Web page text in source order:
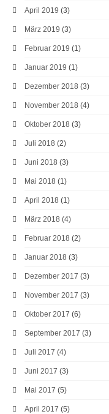
April 2019 (3)
März 2019 (3)
Februar 2019 (1)
Januar 2019 (1)
Dezember 2018 (3)
November 2018 (4)
Oktober 2018 (3)
Juli 2018 (2)
Juni 2018 (3)
Mai 2018 (1)
April 2018 (1)
März 2018 (4)
Februar 2018 (2)
Januar 2018 (3)
Dezember 2017 (3)
November 2017 (3)
Oktober 2017 (6)
September 2017 (3)
Juli 2017 (4)
Juni 2017 (3)
Mai 2017 (5)
April 2017 (5)